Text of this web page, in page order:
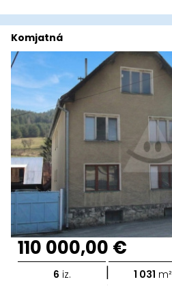
Komjatná
110 000,00 €
6 iz. | 1 031 m²